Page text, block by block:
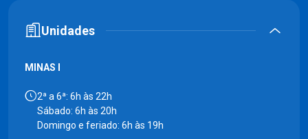
Unidades
MINAS I
2ª a 6ª: 6h às 22h
Sábado: 6h às 20h
Domingo e feriado: 6h às 19h